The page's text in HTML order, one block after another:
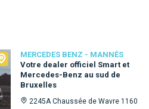
MERCEDES BENZ - MANNÈS
Votre dealer officiel Smart et
Mercedes-Benz au sud de
Bruxelles
2245A Chaussée de Wavre 1160